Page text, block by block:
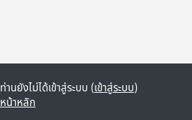
ท่านยังไม่ได้เข้าสู่ระบบ (เข้าสู่ระบบ)
หน้าหลัก